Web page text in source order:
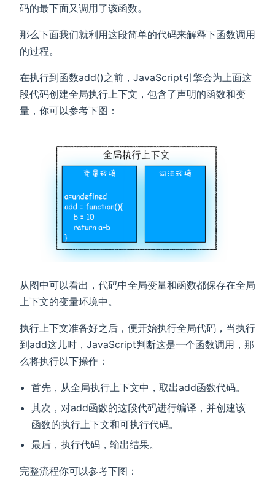
码的最下面又调用了该函数。
那么下面我们就利用这段简单的代码来解释下函数调用
的过程。
在执行到函数add()之前，JavaScript引擎会为上面这
段代码创建全局执行上下文，包含了声明的函数和变
量，你可以参考下图：
从图中可以看出，代码中全局变量和函数都保存在全局
上下文的变量环境中。
执行上下文准备好之后，便开始执行全局代码，当执行
到add这儿时，JavaScript判断这是一个函数调用，那
么将执行以下操作：
首先，从全局执行上下文中，取出add函数代码。
其次，对add函数的这段代码进行编译，并创建该
函数的执行上下文和可执行代码。
最后，执行代码，输出结果。
完整流程你可以参考下图：